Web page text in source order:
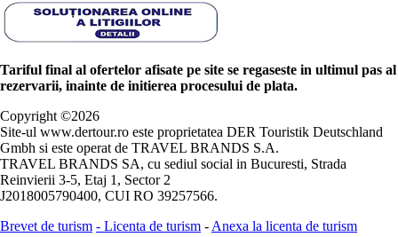
Tariful final al ofertelor afisate pe site se regaseste in ultimul pas al
rezervarii, inainte de initierea procesului de plata.
Copyright ©2026
Site-ul www.dertour.ro este proprietatea DER Touristik Deutschland
Gmbh si este operat de TRAVEL BRANDS S.A.
TRAVEL BRANDS SA, cu sediul social in Bucuresti, Strada
Reinvierii 3-5, Etaj 1, Sector 2
J2018005790400, CUI RO 39257566.
Brevet de turism - Licenta de turism - Anexa la licenta de turism